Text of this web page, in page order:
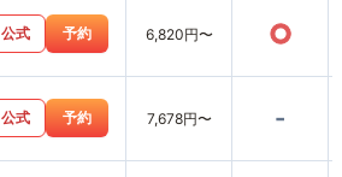
公式 予約 6,820円〜 ○
公式 予約 7,678円〜 -